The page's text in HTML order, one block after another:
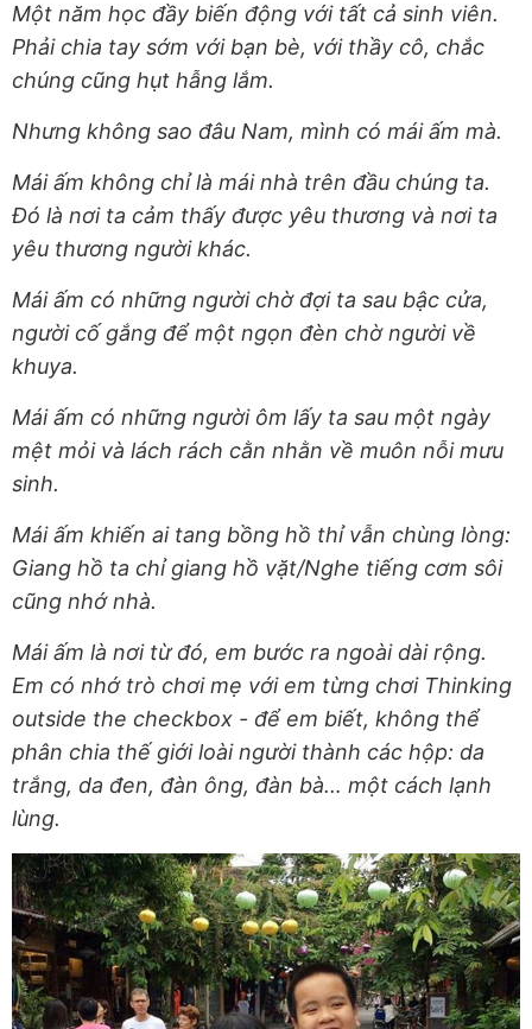
Một năm học đầy biến động với tất cả sinh viên.
Phải chia tay sớm với bạn bè, với thầy cô, chắc
chúng cũng hụt hẫng lắm.
Nhưng không sao đâu Nam, mình có mái ấm mà.
Mái ấm không chỉ là mái nhà trên đầu chúng ta.
Đó là nơi ta cảm thấy được yêu thương và nơi ta
yêu thương người khác.
Mái ấm có những người chờ đợi ta sau bậc cửa,
người cố gắng để một ngọn đèn chờ người về
khuya.
Mái ấm có những người ôm lấy ta sau một ngày
mệt mỏi và lách rách cằn nhằn về muôn nỗi mưu
sinh.
Mái ấm khiến ai tang bồng hồ thỉ vẫn chùng lòng:
Giang hồ ta chỉ giang hồ vặt/Nghe tiếng cơm sôi
cũng nhớ nhà.
Mái ấm là nơi từ đó, em bước ra ngoài dài rộng.
Em có nhớ trò chơi mẹ với em từng chơi Thinking
outside the checkbox - để em biết, không thể
phân chia thế giới loài người thành các hộp: da
trắng, da đen, đàn ông, đàn bà… một cách lạnh
lùng.